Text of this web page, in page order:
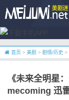
首页 > 美剧 > 剧情/历史 >
《未来全明星
mecoming 迅